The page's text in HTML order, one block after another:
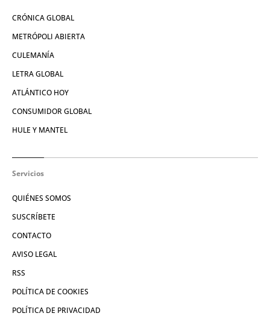
CRÓNICA GLOBAL
METRÓPOLI ABIERTA
CULEMANÍA
LETRA GLOBAL
ATLÁNTICO HOY
CONSUMIDOR GLOBAL
HULE Y MANTEL
Servicios
QUIÉNES SOMOS
SUSCRÍBETE
CONTACTO
AVISO LEGAL
RSS
POLÍTICA DE COOKIES
POLÍTICA DE PRIVACIDAD